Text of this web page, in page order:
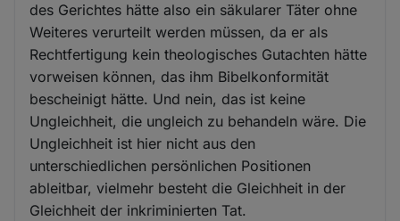
des Gerichtes hätte also ein säkularer Täter ohne
Weiteres verurteilt werden müssen, da er als
Rechtfertigung kein theologisches Gutachten hätte
vorweisen können, das ihm Bibelkonformität
bescheinigt hätte. Und nein, das ist keine
Ungleichheit, die ungleich zu behandeln wäre. Die
Ungleichheit ist hier nicht aus den
unterschiedlichen persönlichen Positionen
ableitbar, vielmehr besteht die Gleichheit in der
Gleichheit der inkriminierten Tat.